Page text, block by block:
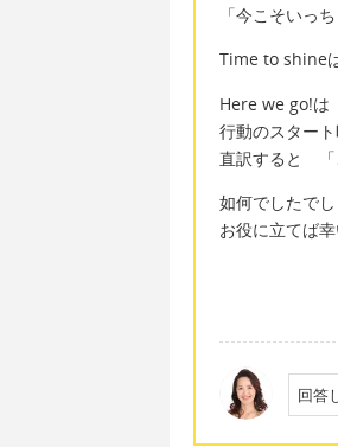
「今こそいっ
Time to shine
Here we go!
行動のスタート
直訳すると 「
如何でしたでし
お役に立てば幸
回答